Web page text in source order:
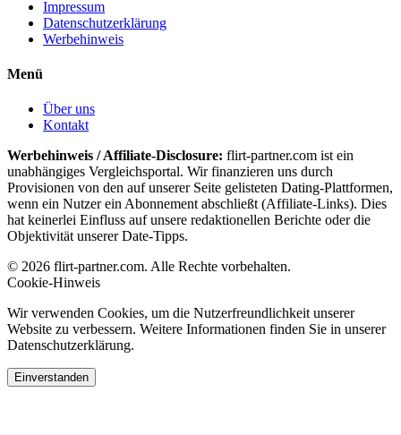
Impressum
Datenschutzerklärung
Werbehinweis
Menü
Über uns
Kontakt
Werbehinweis / Affiliate-Disclosure: flirt-partner.com ist ein
unabhängiges Vergleichsportal. Wir finanzieren uns durch
Provisionen von den auf unserer Seite gelisteten Dating-Plattformen,
wenn ein Nutzer ein Abonnement abschließt (Affiliate-Links). Dies
hat keinerlei Einfluss auf unsere redaktionellen Berichte oder die
Objektivität unserer Date-Tipps.
© 2026 flirt-partner.com. Alle Rechte vorbehalten.
Cookie-Hinweis
Wir verwenden Cookies, um die Nutzerfreundlichkeit unserer
Website zu verbessern. Weitere Informationen finden Sie in unserer
Datenschutzerklärung.
Einverstanden